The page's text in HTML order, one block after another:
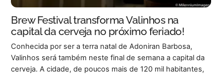
Brew Festival transforma Valinhos na
capital da cerveja no próximo feriado!
Conhecida por ser a terra natal de Adoniran Barbosa,
Valinhos será também neste final de semana a capital da
cerveja. A cidade, de poucos mais de 120 mil habitantes,